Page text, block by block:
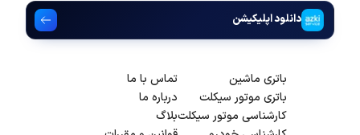
دانلود اپلیکیشن
باتری ماشین
باتری موتور سیکلت
کارشناسی موتور سیکلت
تماس با ما
درباره ما
بلاگ